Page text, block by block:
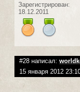
Зарегистрирован:
18.12.2011
#28 написал:
15 января 2012